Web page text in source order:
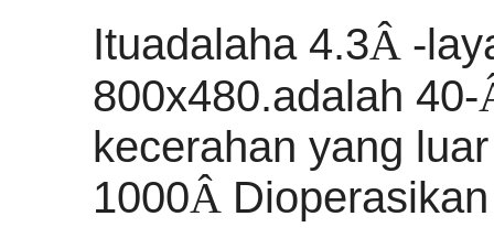
Ituadalaha 4.3Â -
800x480.adalah 40-
kecerahan yang
1000Â